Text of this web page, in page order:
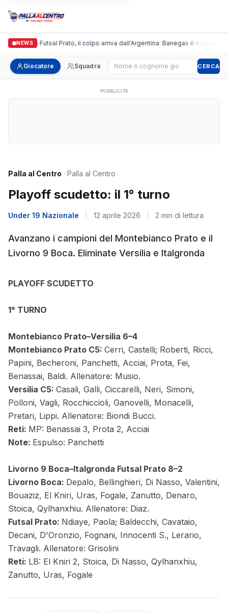
NEWS
Italgronda Futsal Prato, il colpo arriva dall'Argentina: Banegas è il nuovo
Giocatore Squadra Cerca giocatore CERCA
PUBBLICITÀ
Palla al Centro · Palla al Centro
Playoff scudetto: il 1° turno
Under 19 Nazionale 12 aprile 2026 2 min di lettura
Avanzano i campioni del Montebianco Prato e il
Livorno 9 Boca. Eliminate Versilia e Italgronda
PLAYOFF SCUDETTO
1° TURNO
Montebianco Prato–Versilia 6–4
Montebianco Prato C5: Cerri, Castelli; Roberti, Ricci,
Papini, Becheroni, Panchetti, Acciai, Prota, Fei,
Benassai, Baldi. Allenatore: Musio.
Versilia C5: Casali, Galli, Ciccarelli, Neri, Simoni,
Polloni, Vagli, Rocchiccioli, Ganovelli, Monacelli,
Pretari, Lippi. Allenatore: Biondi Bucci.
Reti: MP: Benassai 3, Prota 2, Acciai
Note: Espulso: Panchetti
Livorno 9 Boca–Italgronda Futsal Prato 8–2
Livorno Boca: Depalo, Bellinghieri, Di Nasso, Valentini,
Bouaziz, El Kniri, Uras, Fogale, Zanutto, Denaro,
Stoica, Qylhanxhiu. Allenatore: Diaz.
Futsal Prato: Ndiaye, Paola; Baldecchi, Cavataio,
Decani, D'Oronzio, Fognani, Innocenti S., Lerario,
Travagli. Allenatore: Grisolini
Reti: LB: El Kniri 2, Stoica, Di Nasso, Qylhanxhiu,
Zanutto, Uras, Fogale